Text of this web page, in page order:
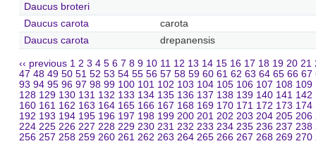
Daucus broteri
Daucus carota
carota
Daucus carota
drepanensis
‹‹ previous 1 2 3 4 5 6 7 8 9 10 11 12 13 14 15 16 17 18 19 20 21
47 48 49 50 51 52 53 54 55 56 57 58 59 60 61 62 63 64 65 66 67
93 94 95 96 97 98 99 100 101 102 103 104 105 106 107 108 109
128 129 130 131 132 133 134 135 136 137 138 139 140 141 142
160 161 162 163 164 165 166 167 168 169 170 171 172 173 174
192 193 194 195 196 197 198 199 200 201 202 203 204 205 206
224 225 226 227 228 229 230 231 232 233 234 235 236 237 238
256 257 258 259 260 261 262 263 264 265 266 267 268 269 270